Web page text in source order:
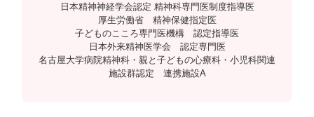
日本精神神経学会認定 精神科専門医制度指導医
厚生労働省 精神保健指定医
子どものこころ専門医機構 認定指導医
日本外来精神医学会 認定専門医
名古屋大学病院精神科・親と子どもの心療科・小児科関連
施設群認定 連携施設A